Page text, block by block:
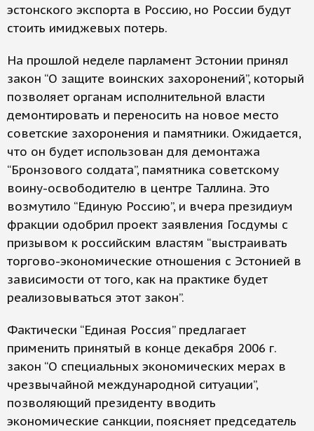
эстонского экспорта в Россию, но России будут
стоить имиджевых потерь.
На прошлой неделе парламент Эстонии принял
закон “О защите воинских захоронений”, который
позволяет органам исполнительной власти
демонтировать и переносить на новое место
советские захоронения и памятники. Ожидается,
что он будет использован для демонтажа
“Бронзового солдата”, памятника советскому
воину-освободителю в центре Таллина. Это
возмутило “Единую Россию”, и вчера президиум
фракции одобрил проект заявления Госдумы с
призывом к российским властям “выстраивать
торгово-экономические отношения с Эстонией в
зависимости от того, как на практике будет
реализовываться этот закон”.
Фактически “Единая Россия” предлагает
применить принятый в конце декабря 2006 г.
закон “О специальных экономических мерах в
чрезвычайной международной ситуации”,
позволяющий президенту вводить
экономические санкции, поясняет председатель